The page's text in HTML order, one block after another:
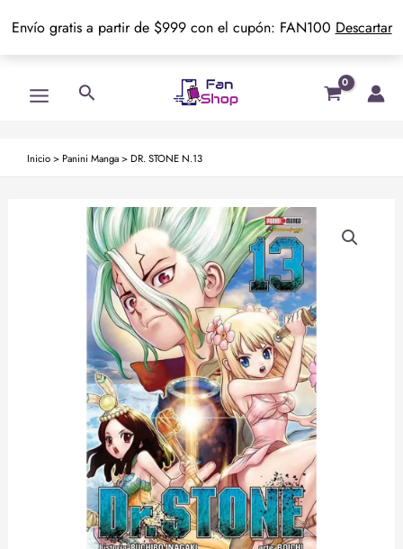
Envío gratis a partir de $999 con el cupón: FAN100 Descartar
Menu
Buscar
Inicio> Panini Manga> DR. STONE N.13